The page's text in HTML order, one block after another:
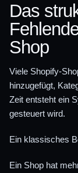
Das
Shop
Viele Shopify-
hinzugefügt,
Zeit entsteht ein
gesteuert wird.
Ein klassisches
Ein Shop hat